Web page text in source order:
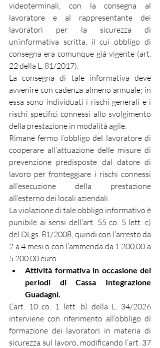
videoterminali, con la consegna al
lavoratore e al rappresentante dei
lavoratori per la sicurezza di
un’informativa scritta, il cui obbligo di
consegna era comunque già vigente (art.
22 della L. 81/2017).
La consegna di tale informativa deve
avvenire con cadenza almeno annuale; in
essa sono individuati i rischi generali e i
rischi specifici connessi allo svolgimento
della prestazione in modalità agile.
Rimane fermo l’obbligo del lavoratore di
cooperare all’attuazione delle misure di
prevenzione predisposte dal datore di
lavoro per fronteggiare i rischi connessi
all’esecuzione della prestazione
all’esterno dei locali aziendali.
La violazione di tale obbligo informativo è
punibile ai sensi dell’art. 55 co. 5 lett. c)
del DLgs. 81/2008, quindi con l’arresto da
2 a 4 mesi o con l’ammenda da 1.200,00 a
5.200,00 euro.
Attività formativa in occasione dei
periodi di Cassa Integrazione
Guadagni.
L’art. 10 co. 1 lett. b) della L. 34/2026
interviene con riferimento all’obbligo di
formazione dei lavoratori in materia di
sicurezza sul lavoro, modificando l’art. 37